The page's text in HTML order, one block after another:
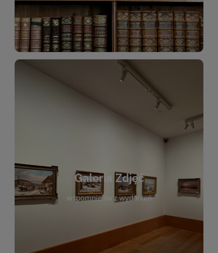
Katalog Zbiorów
Galeria Zdjęć
wspomnienia z wydarzeń
Galeria Zdjęć
wspomnienia z wydarzeń, spotkań i projektów
którym można zobaczyć, jak żyje nasza biblioteka
i jej społeczność. Zdjęcia dokumentują zarówno
uroczyste chwile, jak i codzienne aktywności
czytelników. Regularnie dodajemy nowe galerie,
by każdy mógł powrócić do wyjątkowych
momentów. Zapraszamy do obejrzenia,
wspominania i inspirowania się!